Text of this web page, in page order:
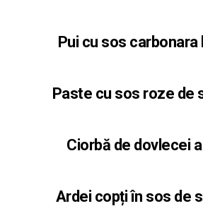
Pui cu sos carbonara
Paste cu sos roze de
Ciorbă de dovlecei
Ardei copți în sos de